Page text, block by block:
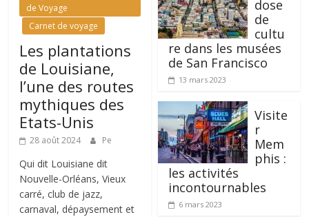
de Voyage
Carnet de voyage
Les plantations
de Louisiane,
l’une des routes
mythiques des
Etats-Unis
28 août 2024 Pe
Qui dit Louisiane dit
Nouvelle-Orléans, Vieux
carré, club de jazz,
carnaval, dépaysement et
dose
de
cultu
re dans les musées
de San Francisco
13 mars 2023
Visite
r
Mem
phis :
les activités
incontournables
6 mars 2023